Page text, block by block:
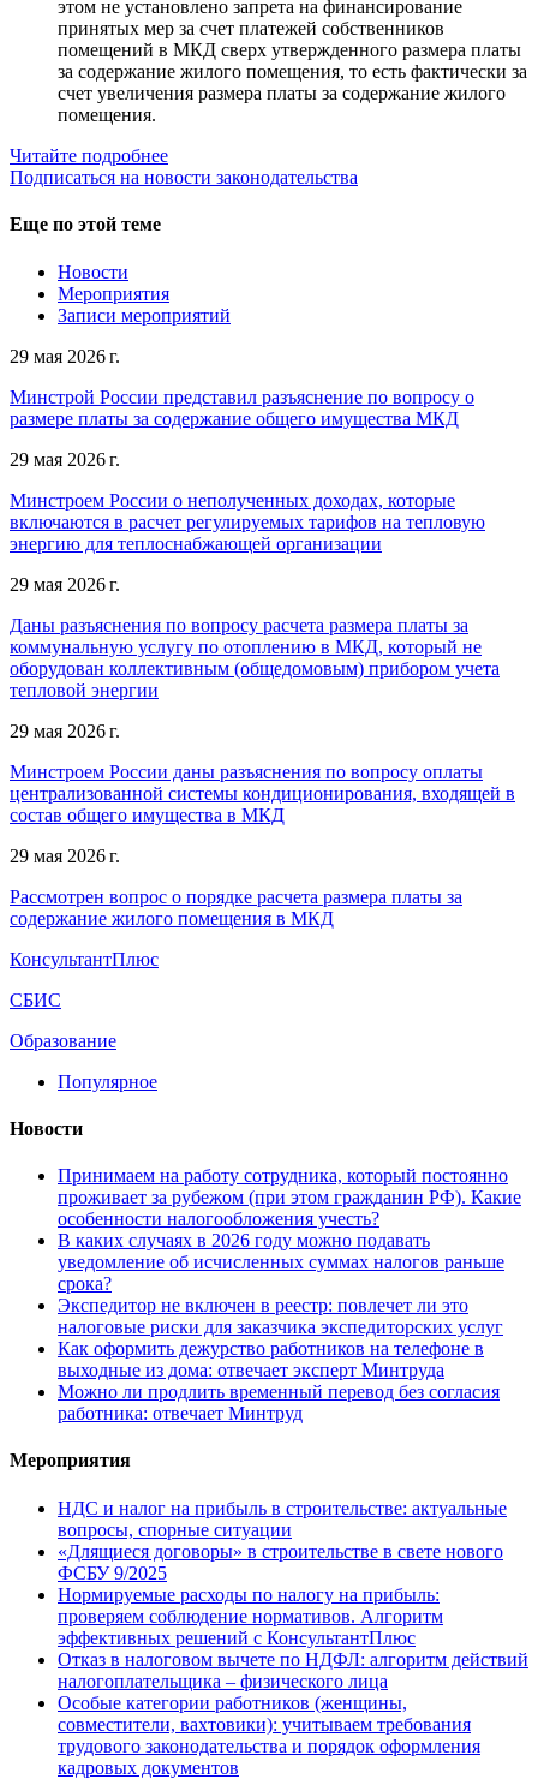
этом не установлено запрета на финансирование
принятых мер за счет платежей собственников
помещений в МКД сверх утвержденного размера платы
за содержание жилого помещения, то есть фактически за
счет увеличения размера платы за содержание жилого
помещения.
Читайте подробнее
Подписаться на новости законодательства
Еще по этой теме
Новости
Мероприятия
Записи мероприятий
29 мая 2026 г.
Минстрой России представил разъяснение по вопросу о
размере платы за содержание общего имущества МКД
29 мая 2026 г.
Минстроем России о неполученных доходах, которые
включаются в расчет регулируемых тарифов на тепловую
энергию для теплоснабжающей организации
29 мая 2026 г.
Даны разъяснения по вопросу расчета размера платы за
коммунальную услугу по отоплению в МКД, который не
оборудован коллективным (общедомовым) прибором учета
тепловой энергии
29 мая 2026 г.
Минстроем России даны разъяснения по вопросу оплаты
централизованной системы кондиционирования, входящей в
состав общего имущества в МКД
29 мая 2026 г.
Рассмотрен вопрос о порядке расчета размера платы за
содержание жилого помещения в МКД
КонсультантПлюс
СБИС
Образование
Популярное
Новости
Принимаем на работу сотрудника, который постоянно
проживает за рубежом (при этом гражданин РФ). Какие
особенности налогообложения учесть?
В каких случаях в 2026 году можно подавать
уведомление об исчисленных суммах налогов раньше
срока?
Экспедитор не включен в реестр: повлечет ли это
налоговые риски для заказчика экспедиторских услуг
Как оформить дежурство работников на телефоне в
выходные из дома: отвечает эксперт Минтруда
Можно ли продлить временный перевод без согласия
работника: отвечает Минтруд
Мероприятия
НДС и налог на прибыль в строительстве: актуальные
вопросы, спорные ситуации
«Длящиеся договоры» в строительстве в свете нового
ФСБУ 9/2025
Нормируемые расходы по налогу на прибыль:
проверяем соблюдение нормативов. Алгоритм
эффективных решений с КонсультантПлюс
Отказ в налоговом вычете по НДФЛ: алгоритм действий
налогоплательщика – физического лица
Особые категории работников (женщины,
совместители, вахтовики): учитываем требования
трудового законодательства и порядок оформления
кадровых документов